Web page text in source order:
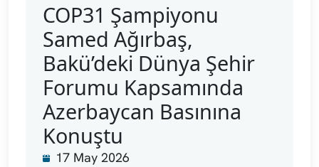
COP31 Şampiyonu
Samed Ağırbaş,
Bakü’deki Dünya Şehir
Forumu Kapsamında
Azerbaycan Basınına
Konuştu
17 May 2026